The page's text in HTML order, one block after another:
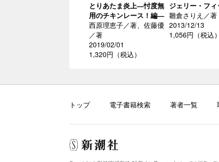
とりあたま炎上―忖度無
用のチキンレース！編―
西原理恵子／著、佐藤優
／著
2019/02/01
1,320円（税込）
ジェリー・フィ
雛倉さりえ／著
2013/12/13
1,056円（税込）
トップ 電子書籍検索 著者一覧